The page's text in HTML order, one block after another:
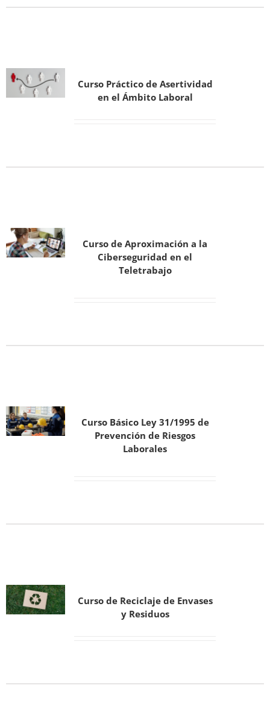
Curso Práctico de Asertividad
en el Ámbito Laboral
Curso de Aproximación a la
Ciberseguridad en el
Teletrabajo
Curso Básico Ley 31/1995 de
Prevención de Riesgos
Laborales
Curso de Reciclaje de Envases
y Residuos